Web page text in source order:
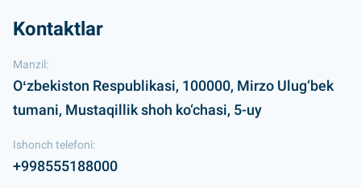
Kontaktlar
Manzil:
Oʻzbekiston Respublikasi, 100000, Mirzo Ulug‘bek
tumani, Mustaqillik shoh ko‘chasi, 5-uy
Ishonch telefoni:
+998555188000